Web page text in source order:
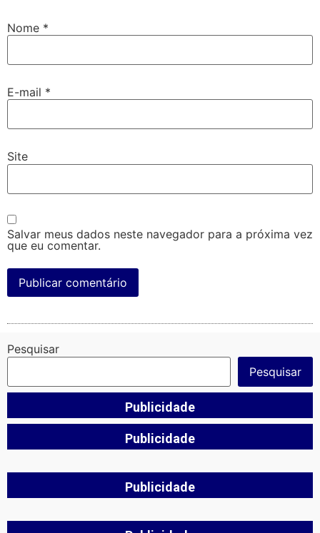
Nome *
E-mail *
Site
Salvar meus dados neste navegador para a próxima vez
que eu comentar.
Pesquisar
Pesquisar
Publicidade
Publicidade
Publicidade